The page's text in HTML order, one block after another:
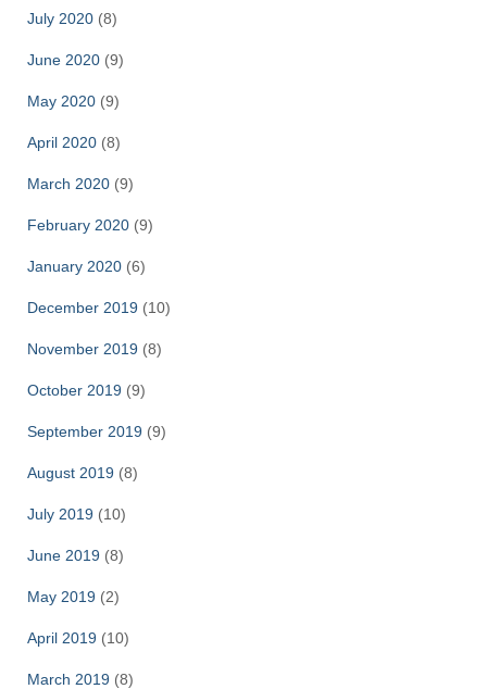
July 2020 (8)
June 2020 (9)
May 2020 (9)
April 2020 (8)
March 2020 (9)
February 2020 (9)
January 2020 (6)
December 2019 (10)
November 2019 (8)
October 2019 (9)
September 2019 (9)
August 2019 (8)
July 2019 (10)
June 2019 (8)
May 2019 (2)
April 2019 (10)
March 2019 (8)